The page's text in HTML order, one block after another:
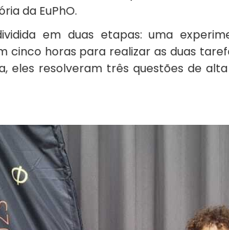
da EuPhO.
em duas etapas: uma
cinco horas para realizar as duas
eles resolveram três questões de